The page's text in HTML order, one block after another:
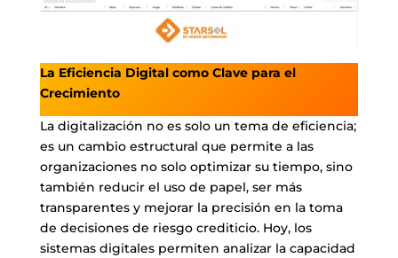
La Eficiencia Digital como Clave para el
Crecimiento
La digitalización no es solo un tema de eficiencia;
es un cambio estructural que permite a las
organizaciones no solo optimizar su tiempo, sino
también reducir el uso de papel, ser más
transparentes y mejorar la precisión en la toma
de decisiones de riesgo crediticio. Hoy, los
sistemas digitales permiten analizar la capacidad